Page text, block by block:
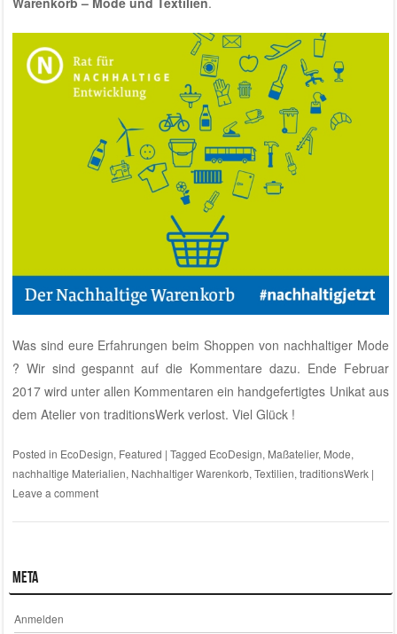
Was sind eure Erfahrungen beim Shoppen von nachhaltiger Mode
? Wir sind gespannt auf die Kommentare dazu. Ende Februar
2017 wird unter allen Kommentaren ein handgefertigtes Unikat aus
dem Atelier von traditionsWerkverlost. Viel Glück !
Posted in EcoDesign, Featured | Tagged EcoDesign, Maßatelier, Mode,
nachhaltige Materialien, Nachhaltiger Warenkorb, Textilien, traditionsWerk |
Leave a comment
Meta
Anmelden